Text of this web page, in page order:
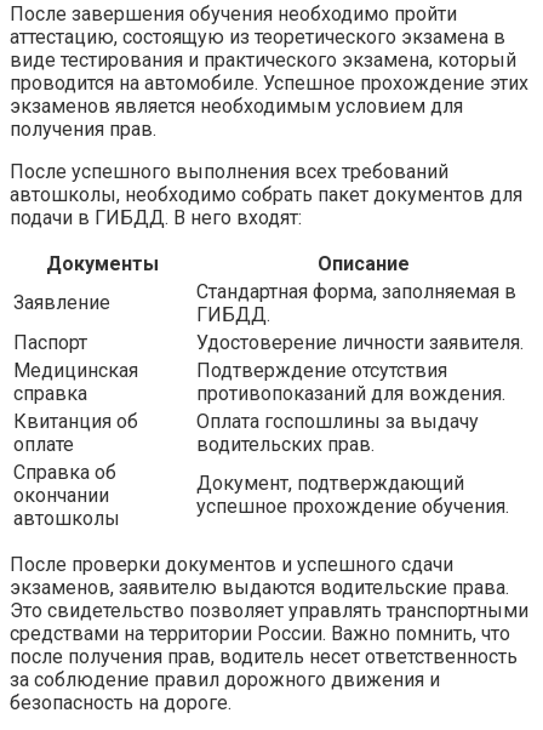
После завершения обучения необходимо пройти
аттестацию, состоящую из теоретического экзамена в
виде тестирования и практического экзамена, который
проводится на автомобиле. Успешное прохождение этих
экзаменов является необходимым условием для
получения прав.
После успешного выполнения всех требований
автошколы, необходимо собрать пакет документов для
подачи в ГИБДД. В него входят:
Документы
Описание
Заявление
Стандартная форма, заполняемая в
ГИБДД.
Паспорт
Удостоверение личности заявителя.
Медицинская
справка
Подтверждение отсутствия
противопоказаний для вождения.
Квитанция об
оплате
Оплата госпошлины за выдачу
водительских прав.
Справка об
окончании
автошколы
Документ, подтверждающий
успешное прохождение обучения.
После проверки документов и успешного сдачи
экзаменов, заявителю выдаются водительские права.
Это свидетельство позволяет управлять транспортными
средствами на территории России. Важно помнить, что
после получения прав, водитель несет ответственность
за соблюдение правил дорожного движения и
безопасность на дороге.